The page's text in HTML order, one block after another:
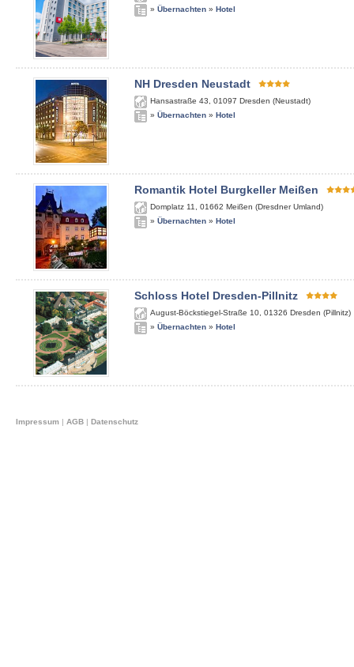
» Übernachten » Hotel
NH Dresden Neustadt
Hansastraße 43 01097 Dresden (Neustadt)
» Übernachten » Hotel
Romantik Hotel Burgkeller Meißen
Domplatz 11 01662 Meißen (Dresdner Umland)
» Übernachten » Hotel
Schloss Hotel Dresden-Pillnitz
August-Böckstiegel-Straße 10 01326 Dresden (Pillnitz)
» Übernachten » Hotel
Impressum | AGB | Datenschutz